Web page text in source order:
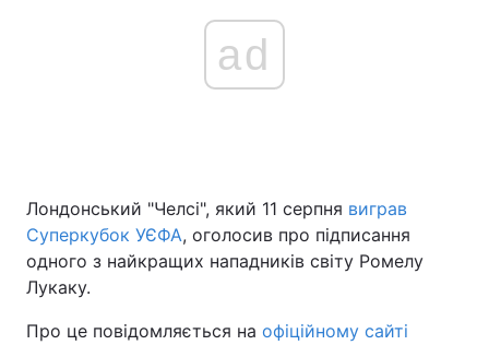
ad
Лондонський "Челсі", який 11 серпня виграв
Суперкубок УЄФА, оголосив про підписання
одного з найкращих нападників світу Ромелу
Лукаку.
Про це повідомляється на офіційному сайті